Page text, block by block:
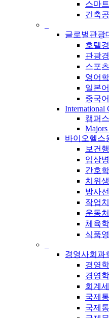
스마
건축
글로벌관광
호텔
관광
스포
영어
일본
중국
International
캠퍼
바이오헬스
보건
임상
간호
치위
방사
작업
운동
체육
식품
경영사회과
경영
경영
회계
국제
국제